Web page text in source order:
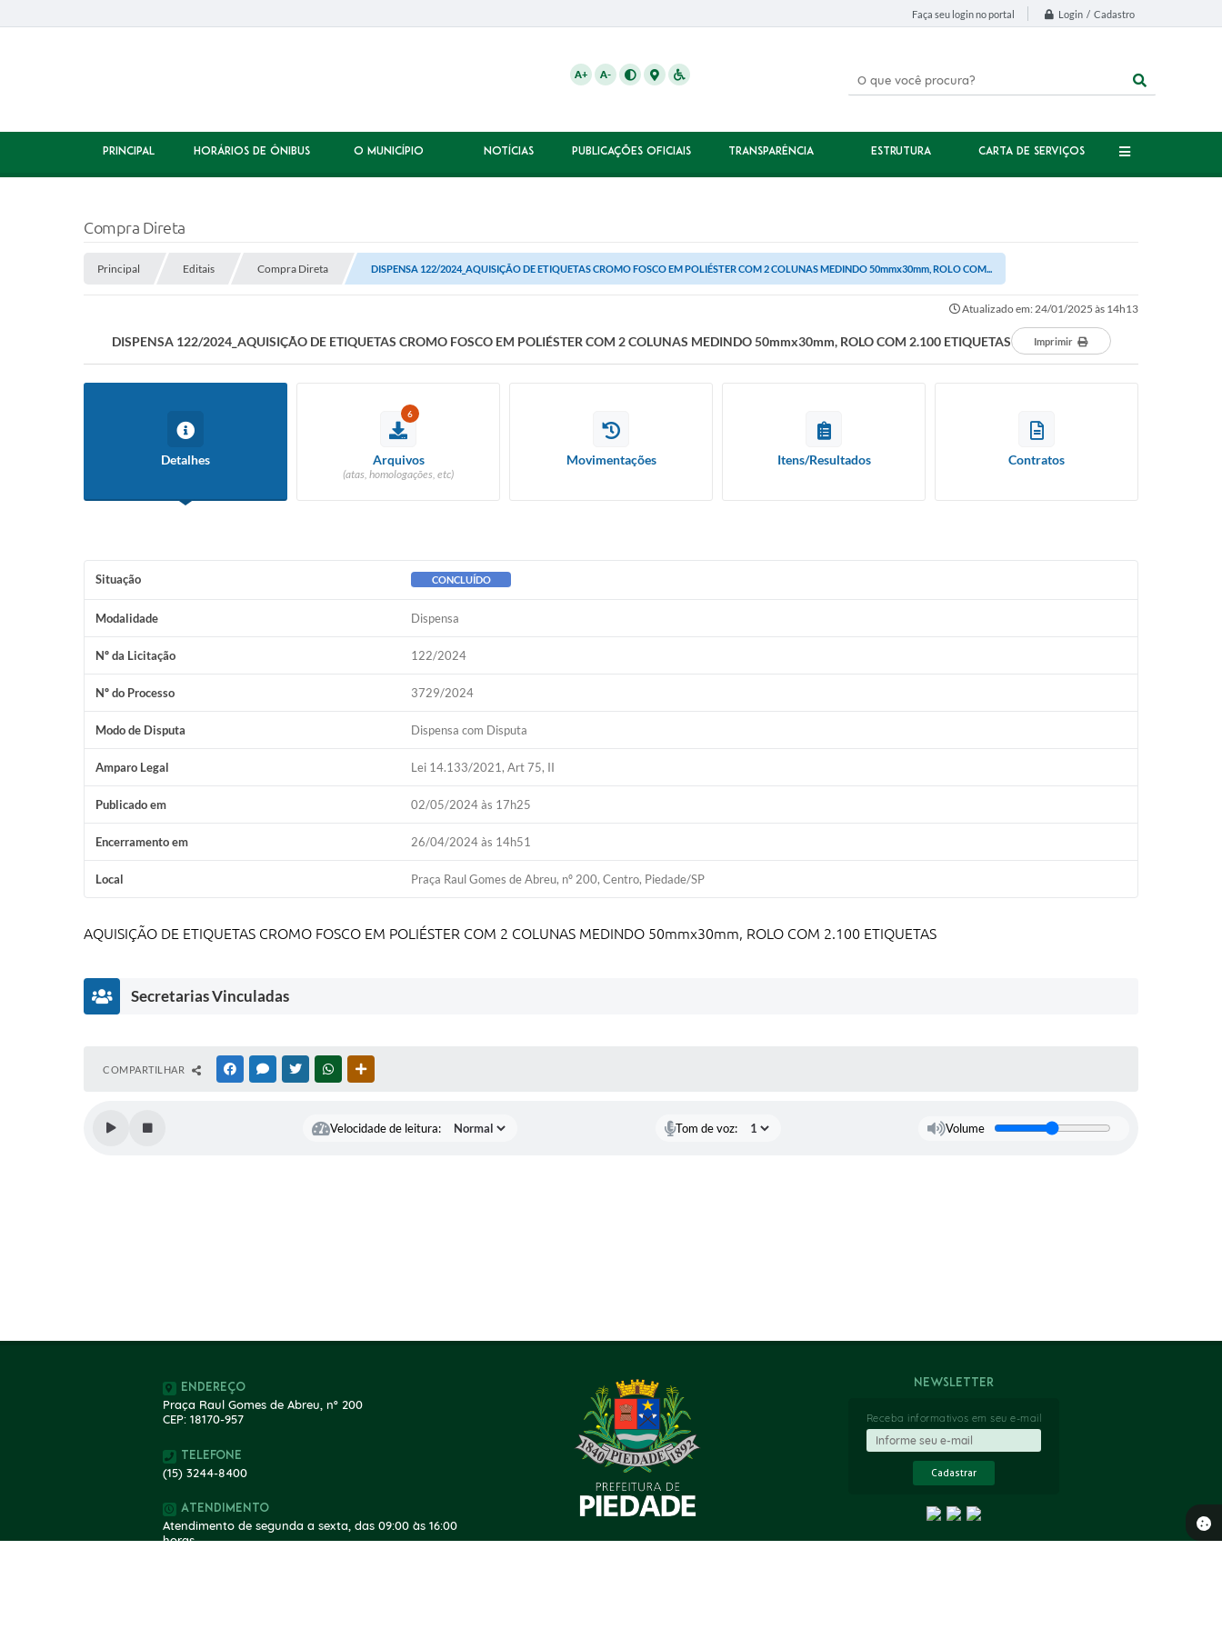
Faça seu login no portal Login / Cadastro
A+ A-
PRINCIPAL HORÁRIOS DE ÔNIBUS O MUNICÍPIO NOTÍCIAS PUBLICAÇÕES OFICIAIS TRANSPARÊNCIA ESTRUTURA CARTA DE SERVIÇOS
Compra Direta
Principal Editais Compra Direta DISPENSA 122/2024_AQUISIÇÃO DE ETIQUETAS CROMO FOSCO EM POLIÉSTER COM 2 COLUNAS MEDINDO 50mmx30mm, ROLO COM...
Atualizado em: 24/01/2025 às 14h13
DISPENSA 122/2024_AQUISIÇÃO DE ETIQUETAS CROMO FOSCO EM POLIÉSTER COM 2 COLUNAS MEDINDO 50mmx30mm, ROLO COM 2.100 ETIQUETAS Imprimir
Detalhes
6
Arquivos
(atas, homologações, etc)
Movimentações Itens/Resultados Contratos
Situação CONCLUÍDO
Modalidade Dispensa
Nº da Licitação 122/2024
Nº do Processo 3729/2024
Modo de Disputa Dispensa com Disputa
Amparo Legal Lei 14.133/2021, Art 75, II
Publicado em 02/05/2024 às 17h25
Encerramento em 26/04/2024 às 14h51
Local Praça Raul Gomes de Abreu, nº 200, Centro, Piedade/SP
AQUISIÇÃO DE ETIQUETAS CROMO FOSCO EM POLIÉSTER COM 2 COLUNAS MEDINDO 50mmx30mm, ROLO COM 2.100 ETIQUETAS
Secretarias Vinculadas
Divisão de
Materiais e
Angela Maria
COMPARTILHAR FACEBOOKMESSENGER
TWITTERWHATSAPP
Velocidade de leitura: Tom de voz: Volume
Endereço
Praça Raul Gomes de Abreu, nº 200
CEP: 18170-957
Telefone
(15) 3244-8400
Atendimento
Atendimento de segunda a sexta, das 09:00 às 16:00
horas.
Newsletter
Receba informativos em seu e-mail
Cadastrar